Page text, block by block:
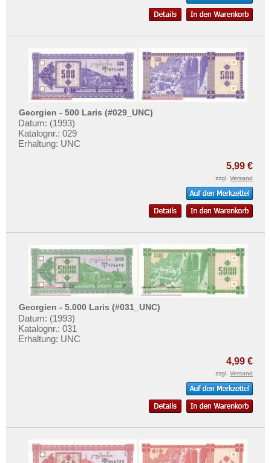
Malaya & Britisch Borneo
Malaysia
Malediven
Mongolei
Myanmar
Nagorny Karabach
Nepal
Portugiesisch Indien
Saudi Arabien
Singapur
Sri Lanka
Straits Settlements
Süd-Ossetien
Timor
Widerrufsbelehrung
Liefer- und Versandkosten
AGB
Impressum
Georgien - 500 Laris (#029_UNC)
Datum: (1993)
Katalognr.: 029
Erhaltung: UNC
5,99 €
zzgl. Versand
Georgien - 5.000 Laris (#031_UNC)
Datum: (1993)
Katalognr.: 031
Erhaltung: UNC
4,99 €
zzgl. Versand